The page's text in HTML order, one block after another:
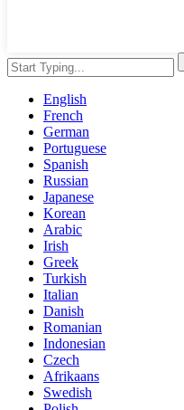
English
French
German
Portuguese
Spanish
Russian
Japanese
Korean
Arabic
Irish
Greek
Turkish
Italian
Danish
Romanian
Indonesian
Czech
Afrikaans
Swedish